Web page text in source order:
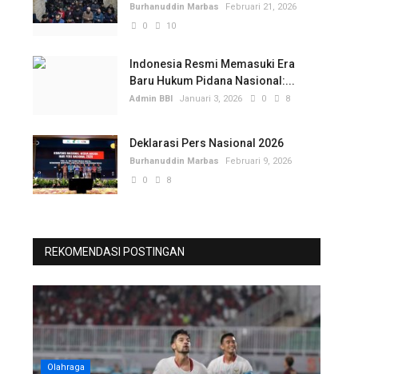
Burhanuddin Marbas
Februari 21, 2026
0
10
Indonesia Resmi Memasuki Era
Baru Hukum Pidana Nasional:...
Admin BBI Januari 3, 2026 0 8
Deklarasi Pers Nasional 2026
Burhanuddin Marbas
Februari 9, 2026
0
8
REKOMENDASI POSTINGAN
Olahraga